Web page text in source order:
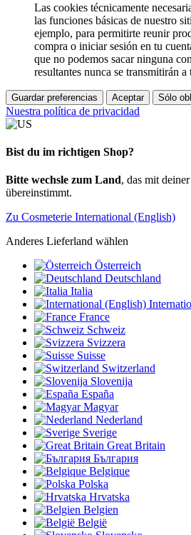
Las cookies técnicamente
las funciones básicas de nuestro
ejemplo, para permitirte reunir
compra o iniciar sesión en tu
que no podemos sacar ninguna
resultantes nunca se transmitirán a
Guardar preferencias Aceptar Sólo
Nuestra política de privacidad
Bist du im richtigen Shop?
Bitte wechsle zum Land, das mit
übereinstimmt.
Zu Cosmeterie International (English)
Anderes Lieferland wählen
Österreich
Deutschland
Italia
France
Schweiz
Svizzera
Suisse
Switzerland
Slovenija
España
Magyar
Nederland
Sverige
Great Britain
България
Belgique
Polska
Hrvatska
Belgien
België